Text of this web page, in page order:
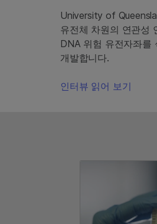
University of
유전체 차원의 연관성
DNA 위험 유전자좌를
개발합니다.
인터뷰 읽어 보기